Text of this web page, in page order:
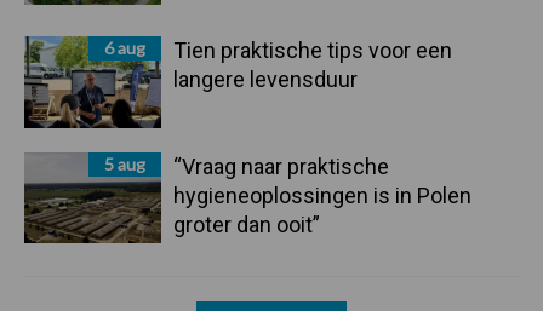
6 aug
Tien praktische tips voor een
langere levensduur
5 aug
“Vraag naar praktische
hygieneoplossingen is in Polen
groter dan ooit”